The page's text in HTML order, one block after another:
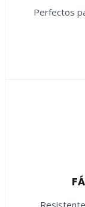
Perfectos